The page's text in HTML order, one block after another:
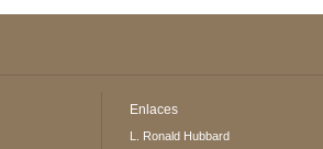
Enlaces
L. Ronald Hubbard